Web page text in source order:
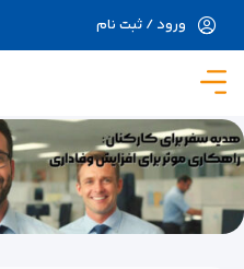
در حال حاضر ارتباط
ورود / ثبت نام